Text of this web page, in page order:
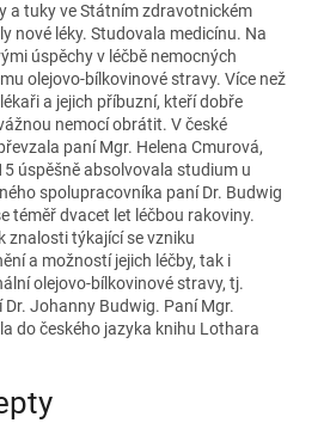
a tuky ve Státním zdravotnickém
nové léky. Studovala medicínu. Na
úspěchy v léčbě nemocných
olejovo-bílkovinové stravy. Více než
a jejich příbuzní, kteří dobře
nemocí obrátit. V české
paní Mgr. Helena Cmurová,
úspěšně absolvovala studium u
spolupracovníka paní Dr. Budwig
téměř dvacet let léčbou rakoviny.
znalosti týkající se vzniku
a možností jejich léčby, tak i
olejovo-bílkovinové stravy, tj.
Dr. Johanny Budwig. Paní Mgr.
do českého jazyka knihu Lothara